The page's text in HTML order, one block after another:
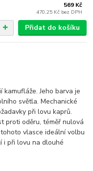
569 Kč
470,25 Kč bez DPH
Přidat do košíku
Jeho barva je
světla. Mechanické
při lovu kaprů.
proti oděru, téměř nulová
vlasce ideální volbu
i při lovu na dlouhé